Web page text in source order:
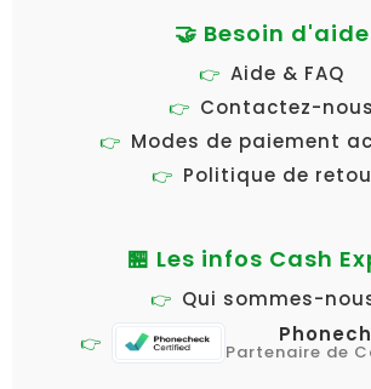
🤝 Besoin d'aide
Aide & FAQ
Contactez-nous
Modes de paiement
Politique de
🏪 Les infos Cash
Qui sommes-
Partenaire de